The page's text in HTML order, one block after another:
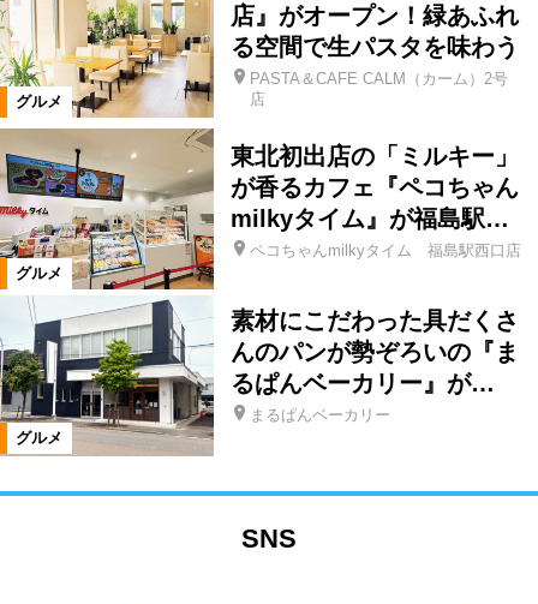
グルメ
店』がオープン！緑あふれ
る空間で生パスタを味わう
PASTA＆CAFE CALM（カーム）2号
店
グルメ
東北初出店の「ミルキー」
が香るカフェ『ペコちゃん
milkyタイム』が福島駅…
ペコちゃんmilkyタイム 福島駅西口店
グルメ
素材にこだわった具だくさ
んのパンが勢ぞろいの『ま
るぱんベーカリー』が…
まるぱんベーカリー
SNS